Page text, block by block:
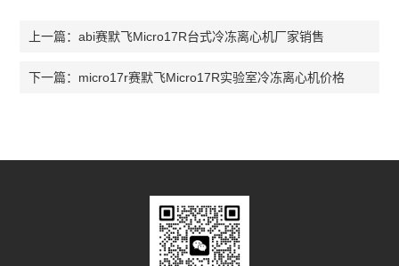
上一篇：abi赛默飞Micro17R台式冷冻离心机厂家销售
下一篇： micro17r赛默飞Micro17R实验室冷冻离心机价格